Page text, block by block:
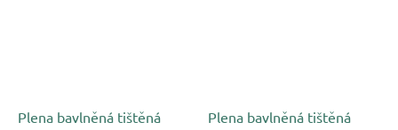
Plena bavlněná tištěná
Plena bavlněná tištěná